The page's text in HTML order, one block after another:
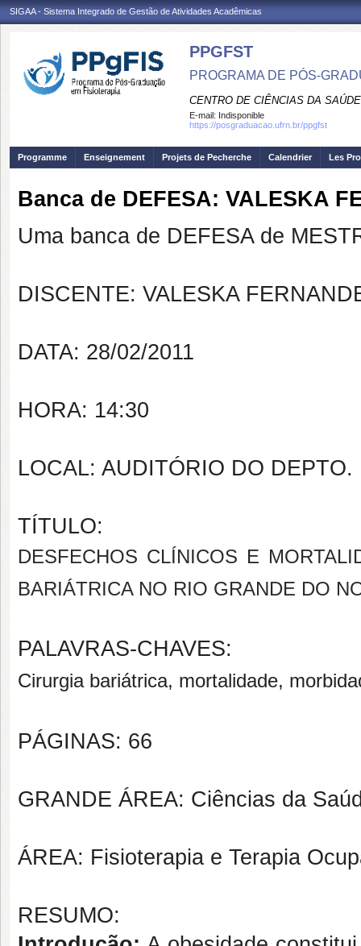
SIGAA - Sistema Integrado de Gestão de Atividades Acadêmicas
PPGFST
PROGRAMA DE PÓS-
CENTRO DE CIÊNCIAS DA SAÚDE
E-mail: Indisponible
https://posgraduacao.ufrn.br/ppgfst
Programme Enseignement Projets de Pecherche Calendrier Les
Banca de DEFESA: VALESKA
Uma banca de DEFESA de
DISCENTE: VALESKA
DATA: 28/02/2011
HORA: 14:30
LOCAL: AUDITÓRIO DO
TÍTULO:
DESFECHOS CLÍNICOS E
BARIÁTRICA NO RIO GRANDE DO
PALAVRAS-CHAVES:
Cirurgia bariátrica, mortalidade,
PÁGINAS: 66
GRANDE ÁREA: Ciências da
ÁREA: Fisioterapia e Terapia
RESUMO: